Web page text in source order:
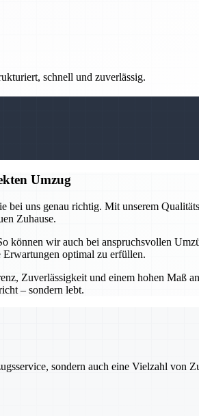
schnell und zuverlässig.
Umzug
uns genau richtig. Mit unserem
Zuhause.
können wir auch bei anspruchsvollen
optimal zu erfüllen.
Zuverlässigkeit und einem hohen Maß
– sondern lebt.
sondern auch eine Vielzahl von